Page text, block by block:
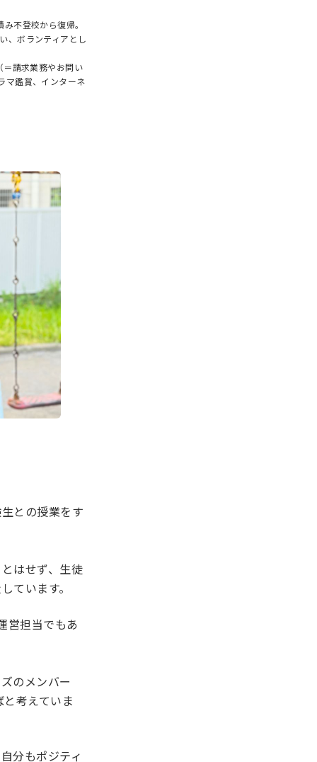
不登校から復帰。
、ボランティアとし
請求業務やお問い
マ鑑賞、インターネ
との授業をす
はせず、生徒
ています。
営担当でもあ
のメンバー
考えていま
分もポジティ